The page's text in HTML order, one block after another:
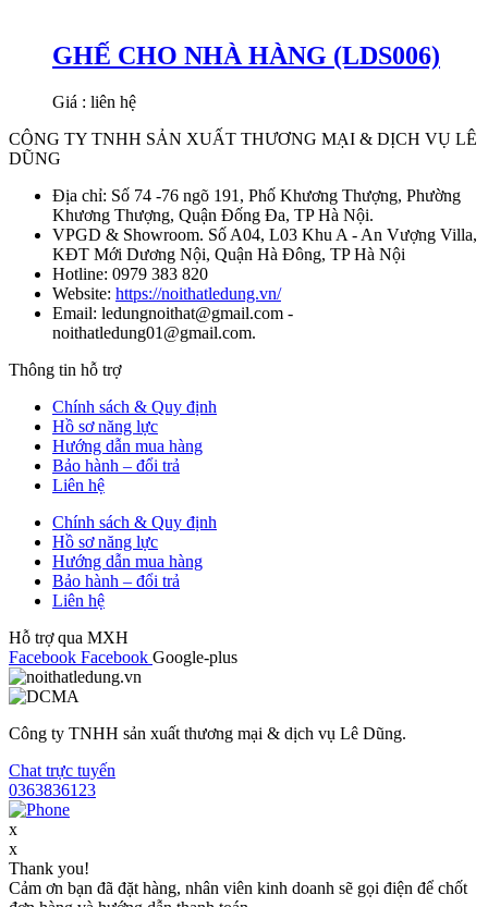
GHẾ CHO NHÀ HÀNG (LDS006)
Giá : liên hệ
CÔNG TY TNHH SẢN XUẤT THƯƠNG MẠI & DỊCH VỤ LÊ
DŨNG
Địa chỉ: Số 74 -76 ngõ 191, Phố Khương Thượng, Phường
Khương Thượng, Quận Đống Đa, TP Hà Nội.
VPGD & Showroom. Số A04, L03 Khu A - An Vượng Villa,
KĐT Mới Dương Nội, Quận Hà Đông, TP Hà Nội
Hotline: 0979 383 820
Website: https://noithatledung.vn/
Email: ledungnoithat@gmail.com -
noithatledung01@gmail.com.
Thông tin hỗ trợ
Chính sách & Quy định
Hồ sơ năng lực
Hướng dẫn mua hàng
Bảo hành – đổi trả
Liên hệ
Chính sách & Quy định
Hồ sơ năng lực
Hướng dẫn mua hàng
Bảo hành – đổi trả
Liên hệ
Hỗ trợ qua MXH
Facebook Facebook Google-plus
Công ty TNHH sản xuất thương mại & dịch vụ Lê Dũng.
Chat trực tuyến
0363836123
x
x
Thank you!
Cảm ơn bạn đã đặt hàng, nhân viên kinh doanh sẽ gọi điện để chốt